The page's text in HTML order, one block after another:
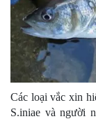
Các loại vắc xin
S.iniae và người